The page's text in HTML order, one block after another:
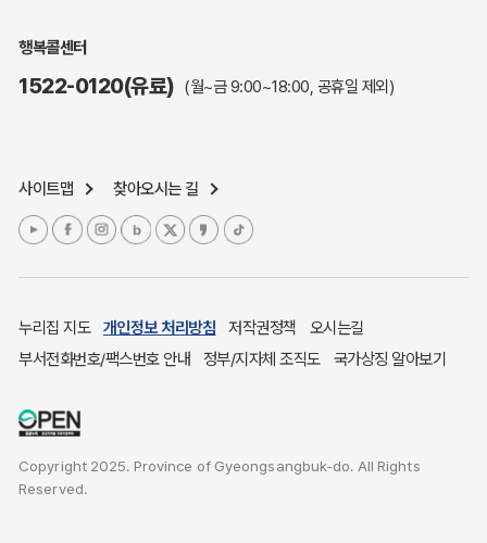
업무추진비 공개
주민참여예산제도
여성복지
장애인 복지시책
귀농귀촌종합지원센터
부동산중개보수 안내
행복콜센터
1522-0120(유료) (월~금 9:00~18:00, 공휴일 제외)
사이트맵 찾아오시는 길
누리집 지도 개인정보 처리방침 저작권정책
오시는길
부서전화번호/팩스번호 안내
정부/지자체 조직도 국가상징 알아보기
Copyright 2025. Province of Gyeongsangbuk-do. All Rights
Reserved.